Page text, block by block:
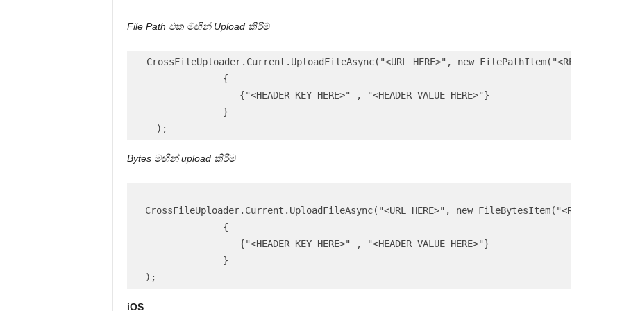
File Path එක මඟින් Upload කිරීම
CrossFileUploader.Current.UploadFileAsync("<URL HERE>", new FilePathItem("<REQUEST
                {
                   {"<HEADER KEY HERE>" , "<HEADER VALUE HERE>"}
                }
    );
Bytes මඟින් upload කිරීම
CrossFileUploader.Current.UploadFileAsync("<URL HERE>", new FileBytesItem("<REQUEST
                {
                   {"<HEADER KEY HERE>" , "<HEADER VALUE HERE>"}
                }
iOS